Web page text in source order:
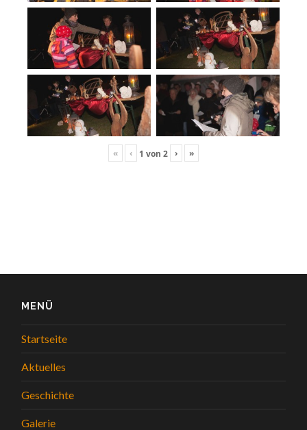
« ‹ 1 von 2 › »
MENÜ
Startseite
Aktuelles
Geschichte
Galerie